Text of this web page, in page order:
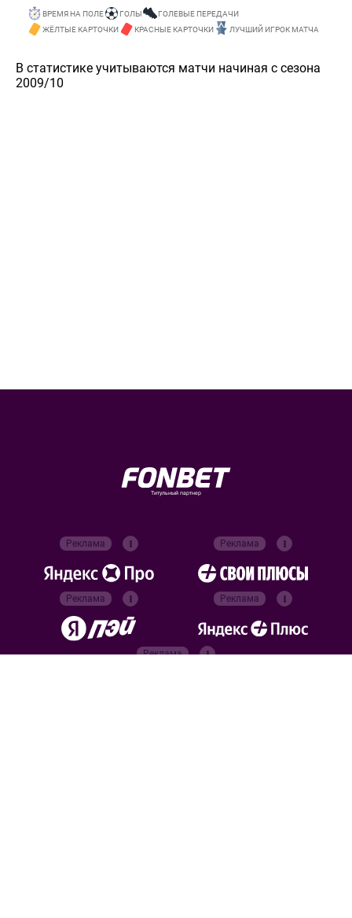
ВРЕМЯ НА ПОЛЕ ГОЛЫ
ГОЛЕВЫЕ ПЕРЕДАЧИ
ЖЁЛТЫЕ КАРТОЧКИ
КРАСНЫЕ КАРТОЧКИ ЛУЧШИЙ ИГРОК МАТЧА
В статистике учитываются матчи начиная с сезона
2009/10
Титульный партнер
Реклама Реклама
Реклама Реклама
Реклама